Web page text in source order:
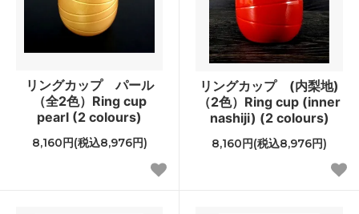
リングカップ パール
（全2色）Ring cup
pearl (2 colours)
8,160円(税込8,976円)
リングカップ (内梨地)
（2色）Ring cup (inner
nashiji) (2 colours)
8,160円(税込8,976円)